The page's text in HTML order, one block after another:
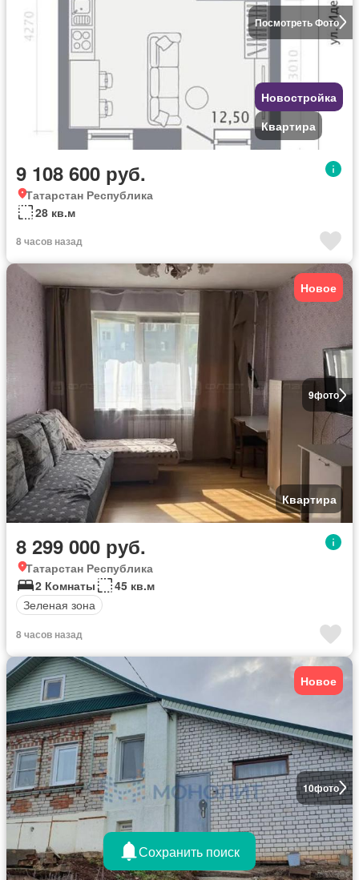
Посмотреть Фото
Новостройка
Квартира
9 108 600 руб.
Татарстан Республика
28 кв.м
8 часов назад
9фото
Новое
Квартира
8 299 000 руб.
Татарстан Республика
2 Комнаты
45 кв.м
Зеленая зона
8 часов назад
10фото
Новое
Сохранить поиск